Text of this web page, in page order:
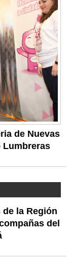
de Nuevas
Lumbreras
la Región
del